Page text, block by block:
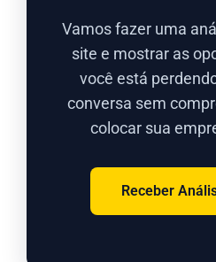
Vamos fazer uma
site e mostrar as
você está
conversa sem
colocar sua
Receber